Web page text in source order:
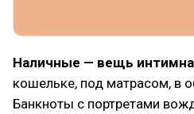
Наличные — вещь
кошельке, под матрасом, в
Банкноты с портретами